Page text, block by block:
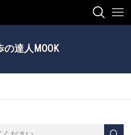
の達人MOOK